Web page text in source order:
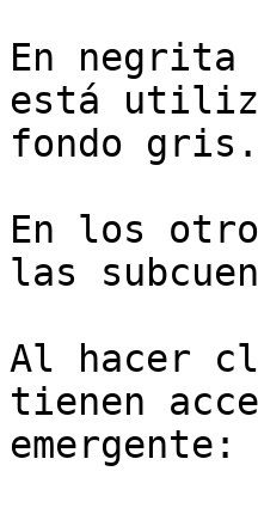
En
está
fondo gris.
En los
las
Al hacer
tienen
emergente: